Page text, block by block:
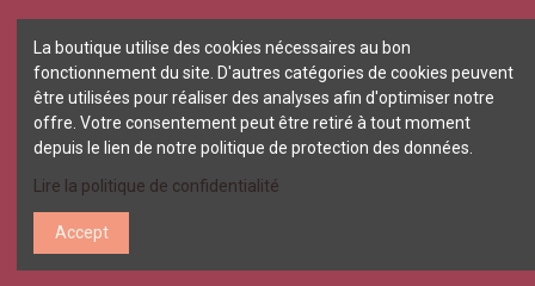
mamaemoi.collection@gmail.com
Vous nous suivez ?
La boutique utilise des cookies nécessaires au bon
fonctionnement du site. D'autres catégories de cookies peuvent
être utilisées pour réaliser des analyses afin d'optimiser notre
offre. Votre consentement peut être retiré à tout moment
depuis le lien de notre politique de protection des données.
Lire la politique de confidentialité
Accept